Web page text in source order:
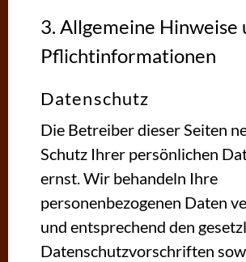
3. Allgemeine Hinweise
Pflicht­informationen
Datenschutz
Die Betreiber dieser Seiten
Schutz Ihrer persönlichen
ernst. Wir behandeln Ihre
personenbezogenen Daten
und entsprechend den
Datenschutzvorschriften